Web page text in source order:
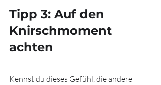
Tipp 3: Auf den
Knirschmoment
achten
Kennst du dieses Gefühl, die andere